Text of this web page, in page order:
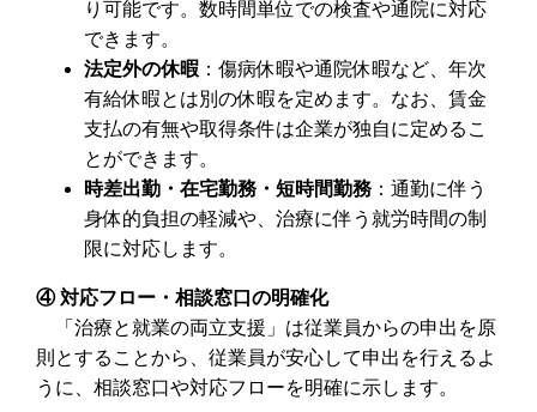
り可能です。数時間単位での検査や通院に対応
できます。
法定外の休暇 ：傷病休暇や通院休暇など、年次
有給休暇とは別の休暇を定めます。なお、賃金
支払の有無や取得条件は企業が独自に定めるこ
とができます。
時差出勤・在宅勤務・短時間勤務 ：通勤に伴う
身体的負担の軽減や、治療に伴う就労時間の制
限に対応します。
④ 対応フロー・相談窓口の明確化
「治療と就業の両立支援」は従業員からの申出を原
則とすることから、従業員が安心して申出を行えるよ
うに、相談窓口や対応フローを明確に示します。